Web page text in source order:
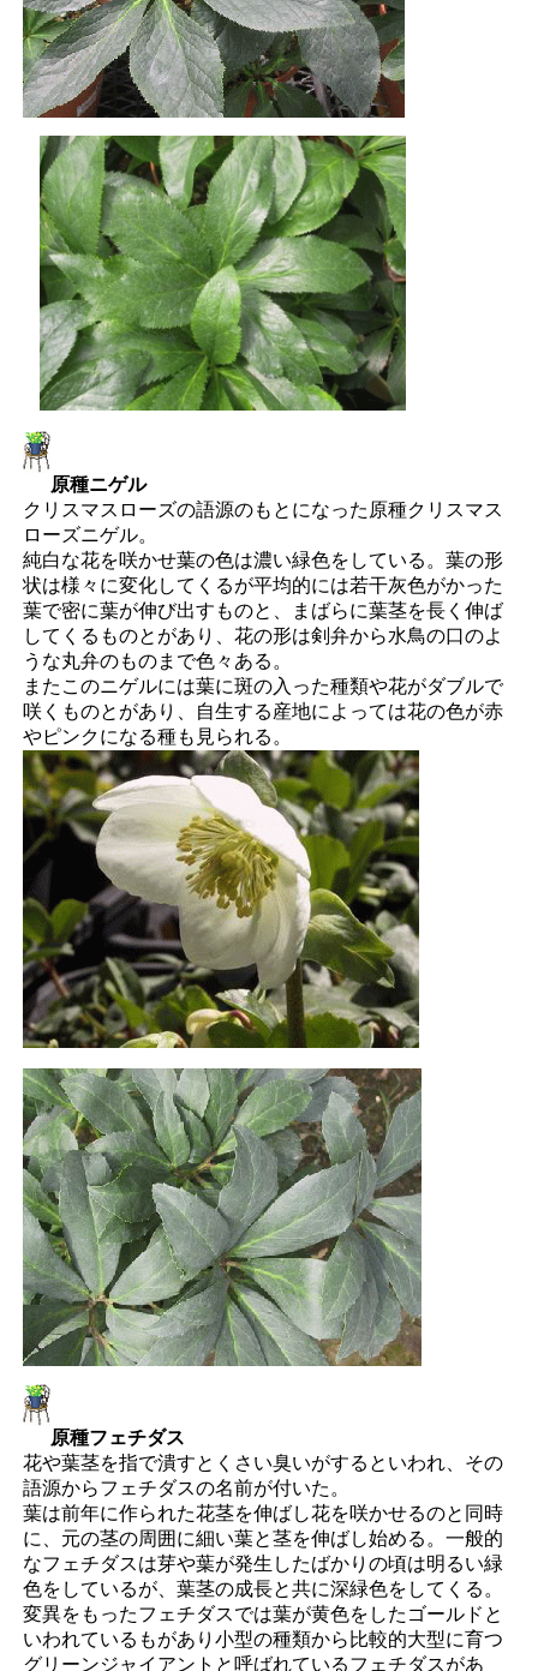
原種ニゲル
クリスマスローズの語源のもとになった原種クリスマス
ローズニゲル。
純白な花を咲かせ葉の色は濃い緑色をしている。葉の形
状は様々に変化してくるが平均的には若干灰色がかった
葉で密に葉が伸び出すものと、まばらに葉茎を長く伸ば
してくるものとがあり、花の形は剣弁から水鳥の口のよ
うな丸弁のものまで色々ある。
またこのニゲルには葉に斑の入った種類や花がダブルで
咲くものとがあり、自生する産地によっては花の色が赤
やピンクになる種も見られる。
原種フェチダス
花や葉茎を指で潰すとくさい臭いがするといわれ、その
語源からフェチダスの名前が付いた。
葉は前年に作られた花茎を伸ばし花を咲かせるのと同時
に、元の茎の周囲に細い葉と茎を伸ばし始める。一般的
なフェチダスは芽や葉が発生したばかりの頃は明るい緑
色をしているが、葉茎の成長と共に深緑色をしてくる。
変異をもったフェチダスでは葉が黄色をしたゴールドと
いわれているもがあり小型の種類から比較的大型に育つ
グリーンジャイアントと呼ばれているフェチダスがあ